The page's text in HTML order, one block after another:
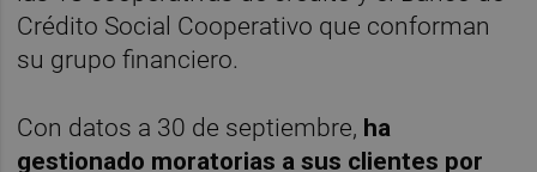
Crédito Social Cooperativo que conforman
su grupo financiero.
Con datos a 30 de septiembre, ha
gestionado moratorias a sus clientes por